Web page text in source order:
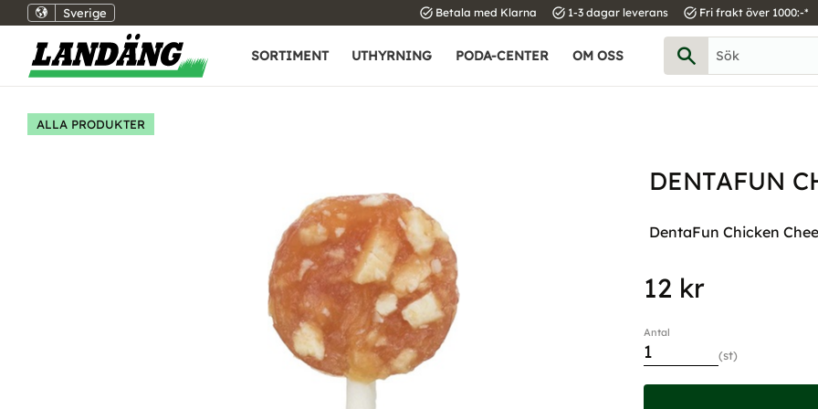
Sverige task_alt Betala med Klarna task_alt 1-3 dagar leverans task_alt Fri frakt över 1000:-*
SORTIMENT UTHYRNING PODA-CENTER OM OSS
ALLA PRODUKTER
DENTAFUN
DentaFun Chicken
12 kr
Antal
st